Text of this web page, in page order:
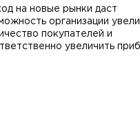
на новые рынки даст
организации
покупателей и
увеличить